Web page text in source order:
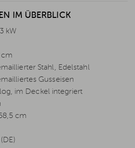
IM ÜBERBLICK
kW
cm
Stahl, Edelstahl
Gusseisen
im Deckel integriert
cm